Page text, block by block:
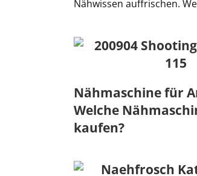
Nähwissen auffrischen.
Nähmaschine für
Welche
kaufen?